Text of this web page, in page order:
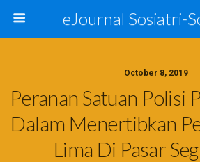
eJournal Sosiatri-
October 8, 2019
Peranan Satuan Polisi
Dalam Menertibkan
Lima Di Pasar